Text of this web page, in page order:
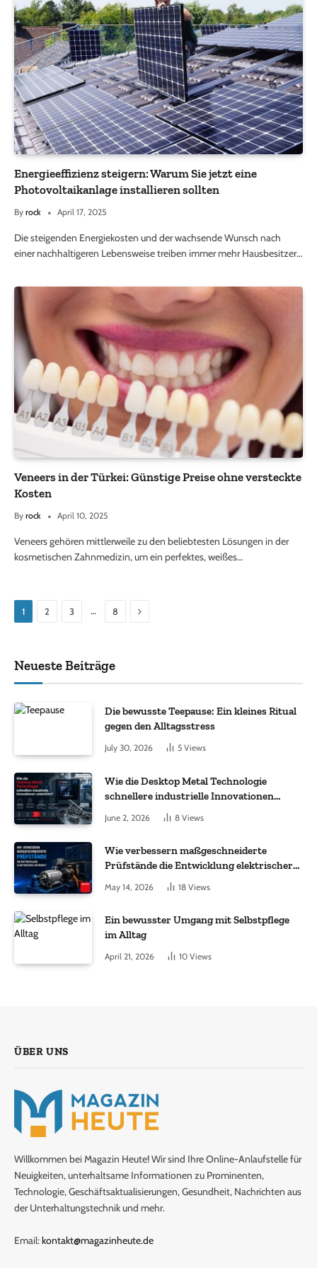
Energieeffizienz steigern: Warum Sie jetzt eine
Photovoltaikanlage installieren sollten
By rock April 17, 2025
Die steigenden Energiekosten und der wachsende Wunsch nach
einer nachhaltigeren Lebensweise treiben immer mehr Hausbesitzer…
Veneers in der Türkei: Günstige Preise ohne versteckte
Kosten
By rock April 10, 2025
Veneers gehören mittlerweile zu den beliebtesten Lösungen in der
kosmetischen Zahnmedizin, um ein perfektes, weißes…
1 2 3 … 8 Next
Neueste Beiträge
Die bewusste Teepause: Ein kleines Ritual
gegen den Alltagsstress
July 30, 2026 5 Views
Wie die Desktop Metal Technologie
schnellere industrielle Innovationen
June 2, 2026 8 Views
Wie verbessern maßgeschneiderte
Prüfstände die Entwicklung elektrischer
May 14, 2026 18 Views
Ein bewusster Umgang mit Selbstpflege
im Alltag
April 21, 2026 10 Views
ÜBER UNS
Willkommen bei Magazin Heute! Wir sind Ihre Online-Anlaufstelle für
Neuigkeiten, unterhaltsame Informationen zu Prominenten,
Technologie, Geschäftsaktualisierungen, Gesundheit, Nachrichten aus
der Unterhaltungstechnik und mehr.
Email:kontakt@magazinheute.de